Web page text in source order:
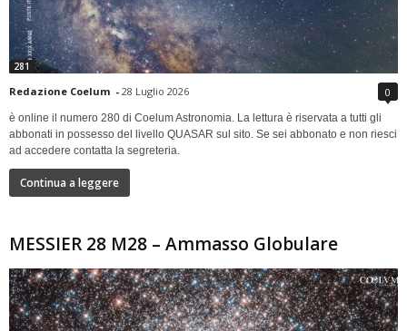
281
Redazione Coelum - 28 Luglio 2026 0
è online il numero 280 di Coelum Astronomia. La lettura è riservata a tutti gli
abbonati in possesso del livello QUASAR sul sito. Se sei abbonato e non riesci
ad accedere contatta la segreteria.
Continua a leggere
MESSIER 28 M28 – Ammasso Globulare